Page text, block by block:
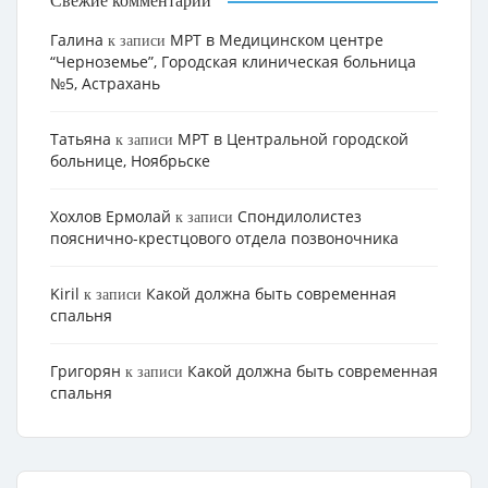
Галина к записи МРТ в Медицинском центре
“Черноземье”, Городская клиническая больница
№5, Астрахань
Татьяна к записи МРТ в Центральной городской
больнице, Ноябрьске
Хохлов Ермолай к записи Cпондилолистез
пояснично-крестцового отдела позвоночника
Kiril к записи Какой должна быть современная
спальня
Григорян к записи Какой должна быть современная
спальня